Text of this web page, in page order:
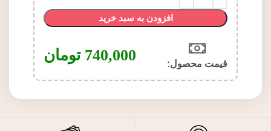
افزودن به سبد خرید
قیمت محصول:​ 740,000 تومان